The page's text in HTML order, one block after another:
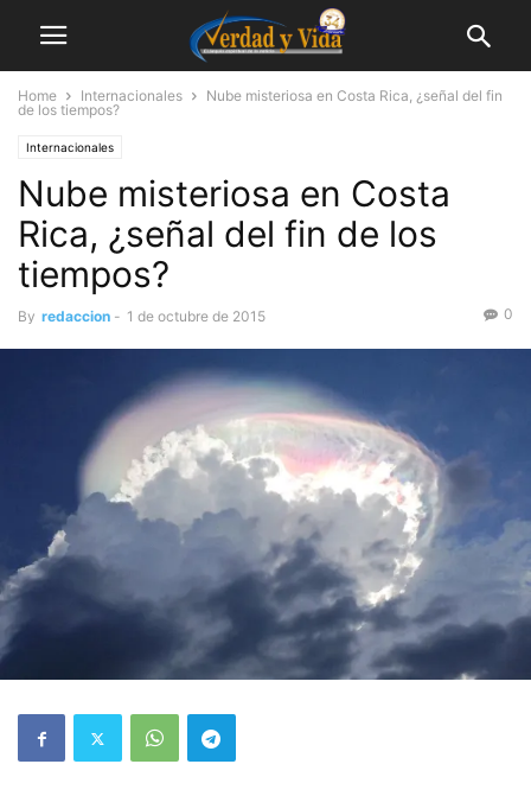
Home Internacionales
Nube misteriosa en Costa Rica, ¿señal del fin
de los tiempos?
Internacionales
Nube misteriosa en Costa
Rica, ¿señal del fin de los
tiempos?
By redaccion - 1 de octubre de 2015 0